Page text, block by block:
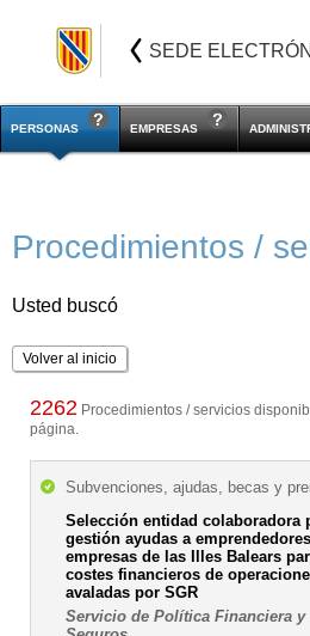
SEDE
PERSONAS EMPRESAS
Procedimientos /
Usted buscó
Volver al inicio
2262 Procedimientos / servicios
página.
Subvenciones, ajudas, becas y
Selección entidad colaboradora
gestión ayudas a
empresas de las Illes Balears
costes financieros de
avaladas por SGR
Servicio de Política Financiera y